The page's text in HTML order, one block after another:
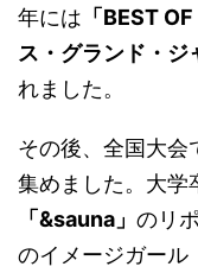
年には 「BEST
ス・グランド・ジ
れました。 ​
その後、全国大会
集めました。​大学
「&sauna」 のリ
のイメージガール